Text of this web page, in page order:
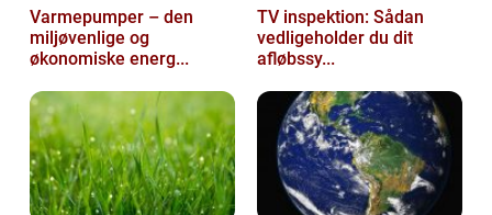
Varmepumper – den
miljøvenlige og
økonomiske energ...
TV inspektion: Sådan
vedligeholder du dit
afløbssy...